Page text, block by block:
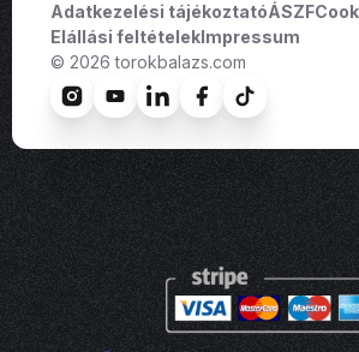
Adatkezelési tájékoztatóÁSZF
Elállási feltételekImpressum
© 2026 torokbalazs.com